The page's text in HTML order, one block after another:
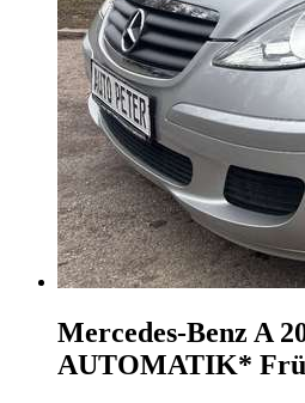
Mercedes-Benz A
AUTOMATIK*